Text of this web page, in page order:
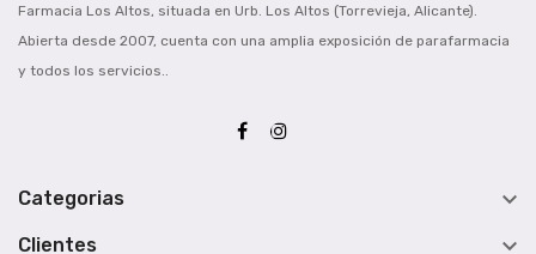
Farmacia Los Altos, situada en Urb. Los Altos (Torrevieja, Alicante).
Abierta desde 2007, cuenta con una amplia exposición de parafarmacia
y todos los servicios..
Categorias 
Clientes 